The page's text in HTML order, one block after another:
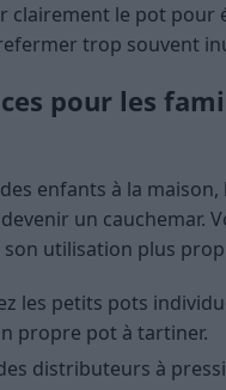
clairement le pot pour
trop souvent
pour les
enfants à la
un cauchemar.
utilisation plus
les petits pots
propre pot à tartiner.
distributeurs à